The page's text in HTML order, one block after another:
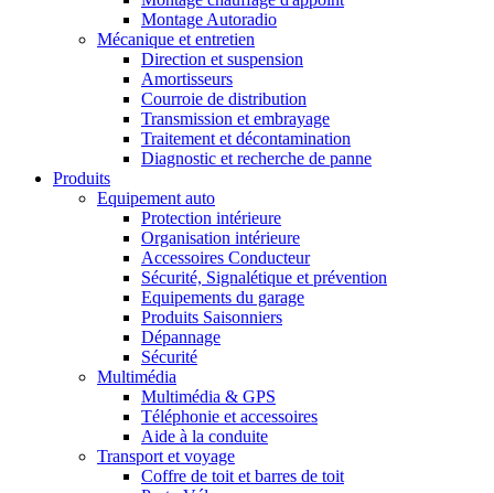
Montage Autoradio
Mécanique et entretien
Direction et suspension
Amortisseurs
Courroie de distribution
Transmission et embrayage
Traitement et décontamination
Diagnostic et recherche de panne
Produits
Equipement auto
Protection intérieure
Organisation intérieure
Accessoires Conducteur
Sécurité, Signalétique et prévention
Equipements du garage
Produits Saisonniers
Dépannage
Sécurité
Multimédia
Multimédia & GPS
Téléphonie et accessoires
Aide à la conduite
Transport et voyage
Coffre de toit et barres de toit